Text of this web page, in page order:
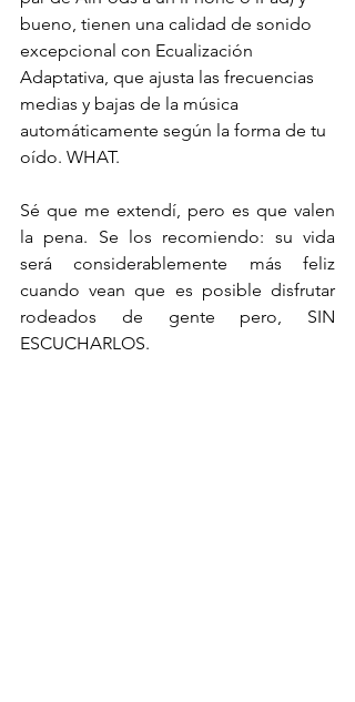
bueno, tienen una calidad de sonido
excepcional con Ecualización
Adaptativa, que ajusta las frecuencias
medias y bajas de la música
automáticamente según la forma de tu
oído. WHAT.
Sé que me extendí, pero es que valen
la pena. Se los recomiendo: su vida
será considerablemente más feliz
cuando vean que es posible disfrutar
rodeados de gente pero, SIN
ESCUCHARLOS.